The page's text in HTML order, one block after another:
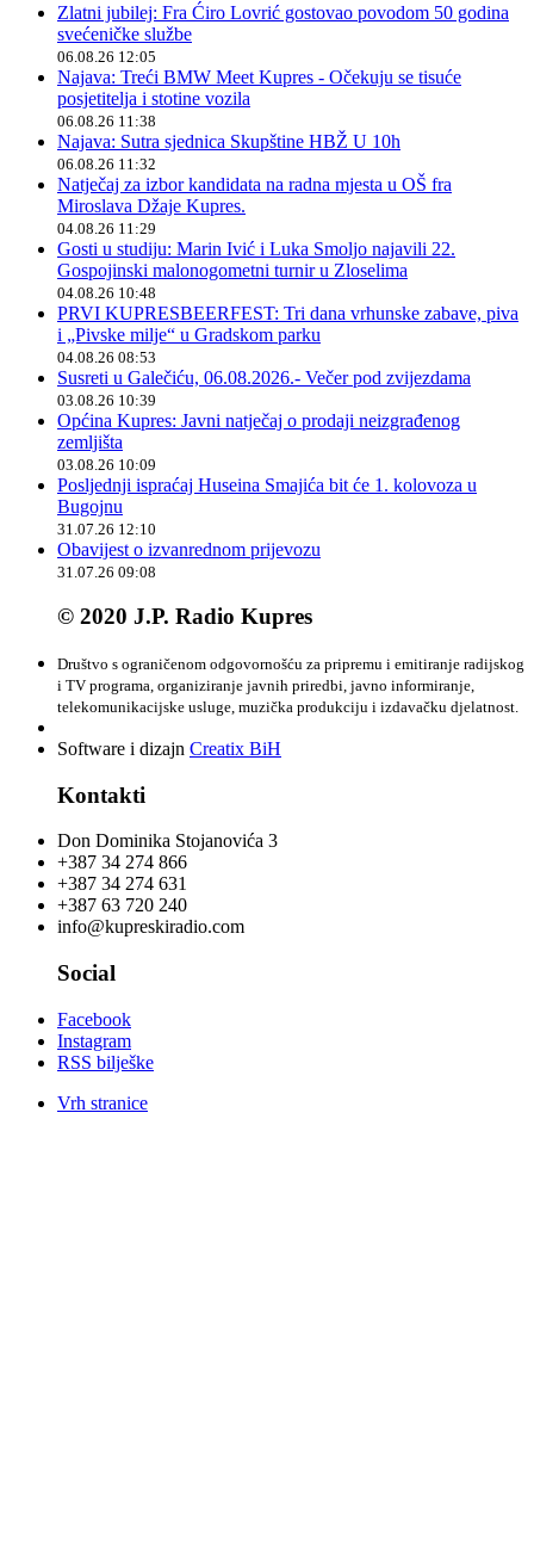
Zlatni jubilej: Fra Ćiro Lovrić gostovao povodom 50 godina
svećeničke službe
06.08.26 12:05
Najava: Treći BMW Meet Kupres - Očekuju se tisuće
posjetitelja i stotine vozila
06.08.26 11:38
Najava: Sutra sjednica Skupštine HBŽ U 10h
06.08.26 11:32
Natječaj za izbor kandidata na radna mjesta u OŠ fra
Miroslava Džaje Kupres.
04.08.26 11:29
Gosti u studiju: Marin Ivić i Luka Smoljo najavili 22.
Gospojinski malonogometni turnir u Zloselima
04.08.26 10:48
PRVI KUPRESBEERFEST: Tri dana vrhunske zabave, piva
i „Pivske milje“ u Gradskom parku
04.08.26 08:53
Susreti u Galečiću, 06.08.2026.- Večer pod zvijezdama
03.08.26 10:39
Općina Kupres: Javni natječaj o prodaji neizgrađenog
zemljišta
03.08.26 10:09
Posljednji ispraćaj Huseina Smajića bit će 1. kolovoza u
Bugojnu
31.07.26 12:10
Obavijest o izvanrednom prijevozu
31.07.26 09:08
© 2020 J.P. Radio Kupres
Društvo s ograničenom odgovornošću za pripremu i emitiranje radijskog
i TV programa, organiziranje javnih priredbi, javno informiranje,
telekomunikacijske usluge, muzička produkciju i izdavačku djelatnost.
Software i dizajn Creatix BiH
Kontakti
Don Dominika Stojanovića 3
+387 34 274 866
+387 34 274 631
+387 63 720 240
info@kupreskiradio.com
Social
Facebook
Instagram
RSS bilješke
Vrh stranice